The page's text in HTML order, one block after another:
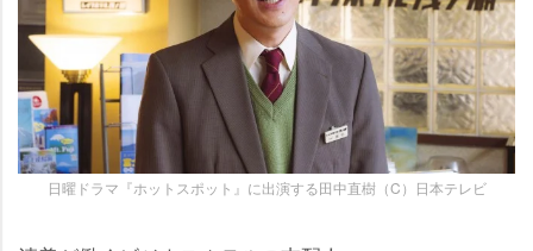
日曜ドラマ『ホットスポット』に出演する田中直樹（C）日本テレビ